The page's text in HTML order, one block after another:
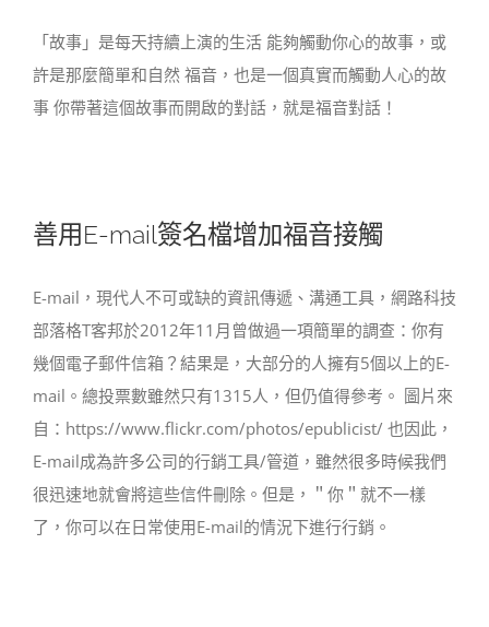
「故事」是每天持續上演的生活 能夠觸動你心的故事，或
許是那麼簡單和自然 福音，也是一個真實而觸動人心的故
事 你帶著這個故事而開啟的對話，就是福音對話！
善用E-mail簽名檔增加福音接觸
E-mail，現代人不可或缺的資訊傳遞、溝通工具，網路科技
部落格T客邦於2012年11月曾做過一項簡單的調查：你有
幾個電子郵件信箱？結果是，大部分的人擁有5個以上的E-
mail。總投票數雖然只有1315人，但仍值得參考。 圖片來
自：https://www.flickr.com/photos/epublicist/ 也因此，
E-mail成為許多公司的行銷工具/管道，雖然很多時候我們
很迅速地就會將這些信件刪除。但是，＂你＂就不一樣
了，你可以在日常使用E-mail的情況下進行行銷。